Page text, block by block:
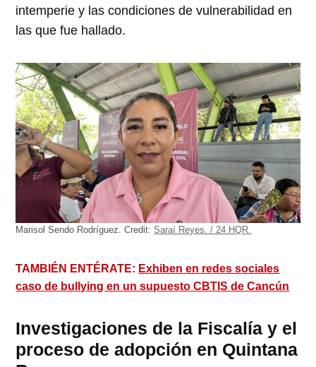
intemperie y las condiciones de vulnerabilidad en
las que fue hallado.
Marisol Sendo Rodríguez.Credit: Saraí Reyes. / 24 HQR.
TAMBIÉN ENTÉRATE: Exhiben en redes sociales
caso de bullying en un supuesto CBTIS de Cancún
Investigaciones de la Fiscalía y el
proceso de adopción en Quintana